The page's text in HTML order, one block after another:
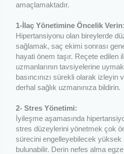
amaçlamaktadır.
1-İlaç Yönetimine Öncelik Verin:
Hipertansiyonu olan bireylerde
sağlamak, saç ekimi sonrası
hayati önem taşır. Reçete edilen
uzmanlarının tavsiyelerine
basıncınızı sürekli olarak
derhal sağlık uzmanınıza bildirin.
2- Stres Yönetimi:
İyileşme aşamasında
stres düzeylerini yönetmek çok
sürecini engelleyebilecek yüksek
bulunabilir. Derin nefes alma